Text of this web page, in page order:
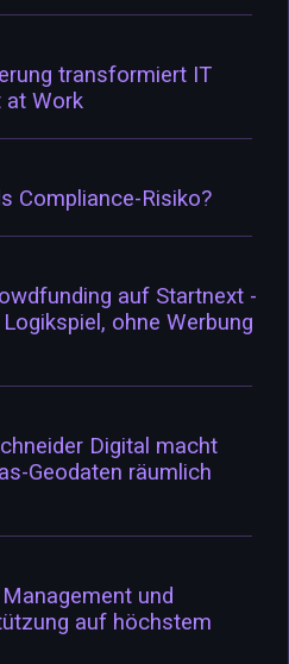
transformiert IT
at Work
Compliance-Risiko?
auf Startnext -
ohne Werbung
Digital macht
Geodaten räumlich
und
auf höchstem